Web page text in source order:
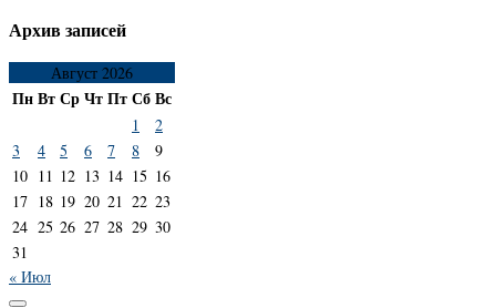
Архив записей
Август 2026
ПнВтСрЧтПтСбВс
1
2
3
4 5 6 7 8
9
10 11 12 13 14 15 16
17 18 19 20 21 22 23
24 25 26 27 28 29 30
31
« Июл